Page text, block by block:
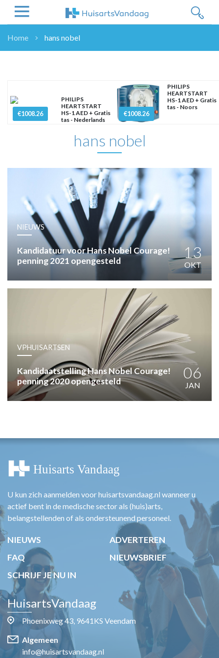
WETENSCHAP
ZORGVERZEKERAARS
ICT
NASCHOLINGEN
ENQUÊTES
NHG
LHV
OPINIE
HUISARTSENPOST
PRAKTIJKZAKEN
TARIEVEN
VPHUISARTSEN
INLOGGEN
Home hans nobel
€1008.26
PHILIPS
HEARTSTART
HS-1 AED + Gratis
tas - Nederlands
€1008.26
PHILIPS
HEARTSTART
HS-1 AED + Gratis
tas - Noors
hans nobel
NIEUWS
Kandidatuur voor Hans Nobel Courage!
penning 2021 opengesteld
13
OKT
VPHUISARTSEN
Kandidaatstelling Hans Nobel Courage!
penning 2020 opengesteld
06
JAN
U kun zich aanmelden voor huisartsvandaag.nl wanneer u
actief bent in de medische sector als (huis)arts,
belangstellenden of als ondersteunend personeel.
NIEUWS
ADVERTEREN
FAQ
NIEUWSBRIEF
SCHRIJF JE NU IN
HuisartsVandaag
Phoenixweg 43, 9641KS Veendam
Algemeen
info@huisartsvandaag.nl